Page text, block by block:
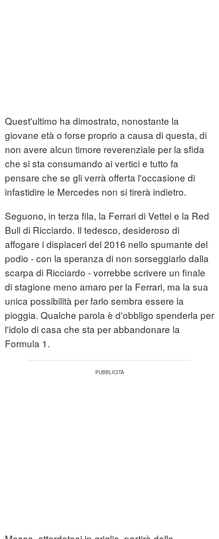
Quest'ultimo ha dimostrato, nonostante la
giovane età o forse proprio a causa di questa, di
non avere alcun timore reverenziale per la sfida
che si sta consumando ai vertici e tutto fa
pensare che se gli verrà offerta l'occasione di
infastidire le Mercedes non si tirerà indietro.
Seguono, in terza fila, la Ferrari di Vettel e la Red
Bull di Ricciardo. Il tedesco, desideroso di
affogare i dispiaceri del 2016 nello spumante del
podio - con la speranza di non sorseggiarlo dalla
scarpa di Ricciardo - vorrebbe scrivere un finale
di stagione meno amaro per la Ferrari, ma la sua
unica possibilità per farlo sembra essere la
pioggia. Qualche parola è d'obbligo spenderla per
l'idolo di casa che sta per abbandonare la
Formula 1.